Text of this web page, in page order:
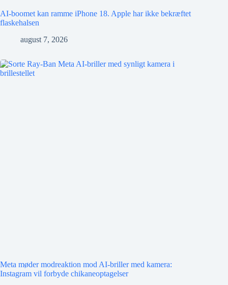
AI-boomet kan ramme iPhone 18. Apple har ikke bekræftet
flaskehalsen
august 7, 2026
Meta møder modreaktion mod AI-briller med kamera:
Instagram vil forbyde chikaneoptagelser